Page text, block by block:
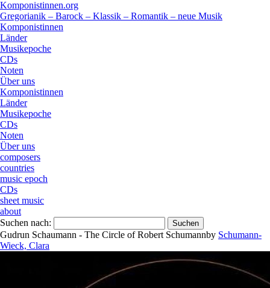
Komponistinnen.org
Gregorianik – Barock – Klassik – Romantik – neue Musik
Komponistinnen
Länder
Musikepoche
CDs
Noten
Über uns
Komponistinnen
Länder
Musikepoche
CDs
Noten
Über uns
composers
countries
music epoch
CDs
sheet music
about
Suchen nach:
Gudrun Schaumann - The Circle of Robert Schumannby Schumann-
Wieck, Clara